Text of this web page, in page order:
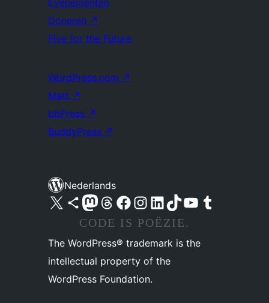
Evenementen
Doneren ↗
Five for the Future
WordPress.com ↗
Matt ↗
bbPress ↗
BuddyPress ↗
Nederlands
Bezoek ons X (voorheen Twitter) account
Bezoek ons Bluesky account
Bezoek ons Mastodon account
Bezoek ons Threads account
Onze Facebook pagina bezoeken
Bezoek ons Instagram account
Bezoek ons LinkedIn account
Bezoek ons TikTok account
Bezoek ons YouTube kanaalBezoek ons Tumblr account
CODE IS POËZIE.
The WordPress® trademark is the
intellectual property of the
WordPress Foundation.